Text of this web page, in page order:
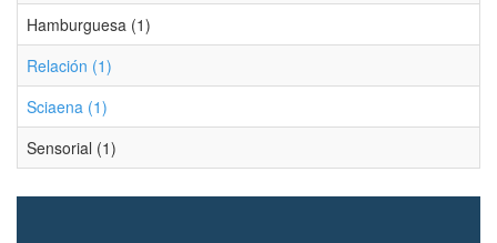
Hamburguesa (1)
Relación (1)
Sciaena (1)
Sensorial (1)